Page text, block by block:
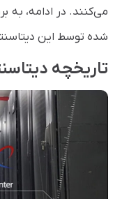
می‌کنند. در ادامه، به
شده توسط این
تاریخچه